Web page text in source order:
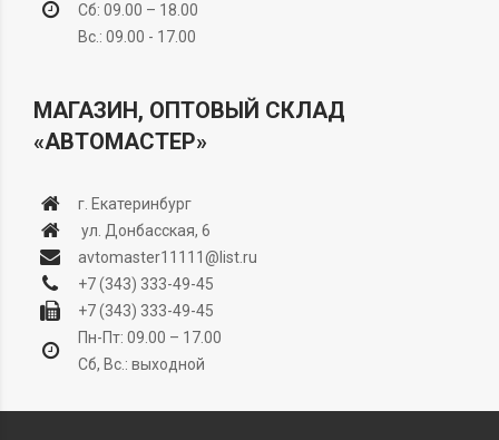
Сб: 09.00 – 18.00
Вс.: 09.00 - 17.00
МАГАЗИН, ОПТОВЫЙ СКЛАД
«АВТОМАСТЕР»
г. Екатеринбург
ул. Донбасская, 6
avtomaster11111@list.ru
+7 (343) 333-49-45
+7 (343) 333-49-45
Пн-Пт: 09.00 – 17.00
Сб, Вс.: выходной